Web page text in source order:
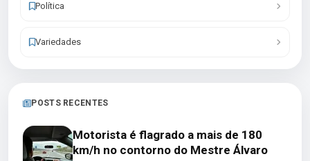
Política
Variedades
POSTS RECENTES
Motorista é flagrado a mais de 180
km/h no contorno do Mestre Álvaro